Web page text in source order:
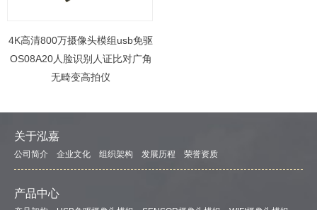
4K高清800万摄像头模组usb免驱
OS08A20人脸识别人证比对广角
无畸变高拍仪
关于泓嘉
公司简介 企业文化 组织架构 发展历程 荣誉资质
产品中心